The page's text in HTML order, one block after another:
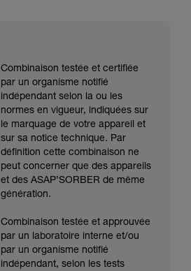
Combinaison testée et certifiée
par un organisme notifié
indépendant selon la ou les
normes en vigueur, indiquées sur
le marquage de votre appareil et
sur sa notice technique. Par
définition cette combinaison ne
peut concerner que des appareils
et des ASAP’SORBER de même
génération.
Combinaison testée et approuvée
par un laboratoire interne et/ou
par un organisme notifié
indépendant, selon les tests